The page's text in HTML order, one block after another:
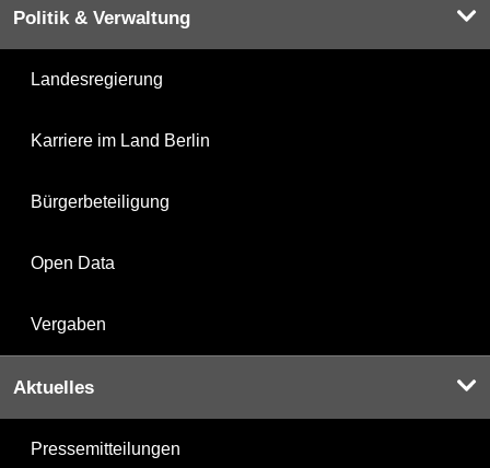
Politik & Verwaltung
Landesregierung
Karriere im Land Berlin
Bürgerbeteiligung
Open Data
Vergaben
Aktuelles
Pressemitteilungen